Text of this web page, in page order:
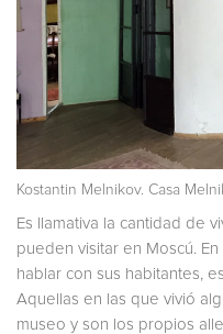
Kostantin Melnikov. Casa
Es llamativa la cantidad de
pueden visitar en Moscú.
hablar con sus habitantes,
Aquellas en las que vivió
museo y son los propios